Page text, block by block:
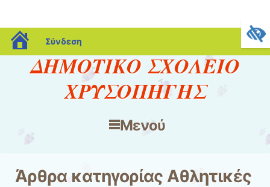
blogs.sch.gr
Σύνδεση
ΔΗΜΟΤΙΚΟ ΣΧΟΛΕΙΟ
ΧΡΥΣΟΠΗΓΗΣ
Μενού
Μετάβαση στο περιεχόμενο
Άρθρα κατηγορίας Αθλητικές